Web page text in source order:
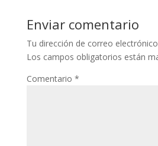
Enviar comentario
Tu dirección de correo
Los campos obligatorios están
Comentario *